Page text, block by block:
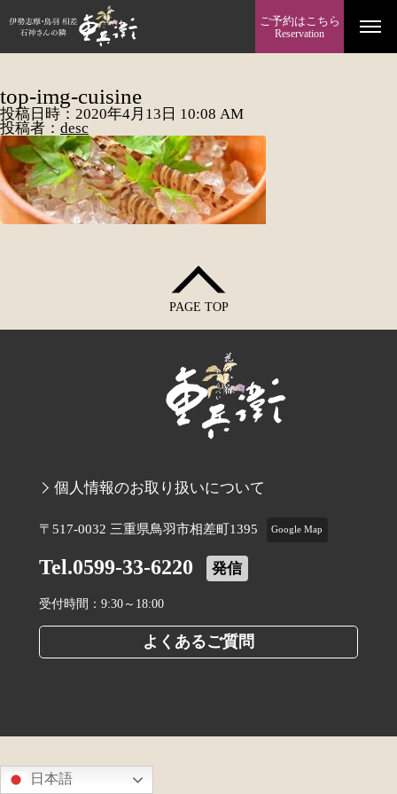
日本語
ご予約はこちら
Reservation
top-img-cuisine
投稿日時：2020年4月13日 10:08 AM
投稿者： desc
PAGE TOP
個人情報のお取り扱いについて
〒517-0032 三重県鳥羽市相差町1395 Google Map
Tel.0599-33-6220 発信
受付時間：9:30～18:00
よくあるご質問